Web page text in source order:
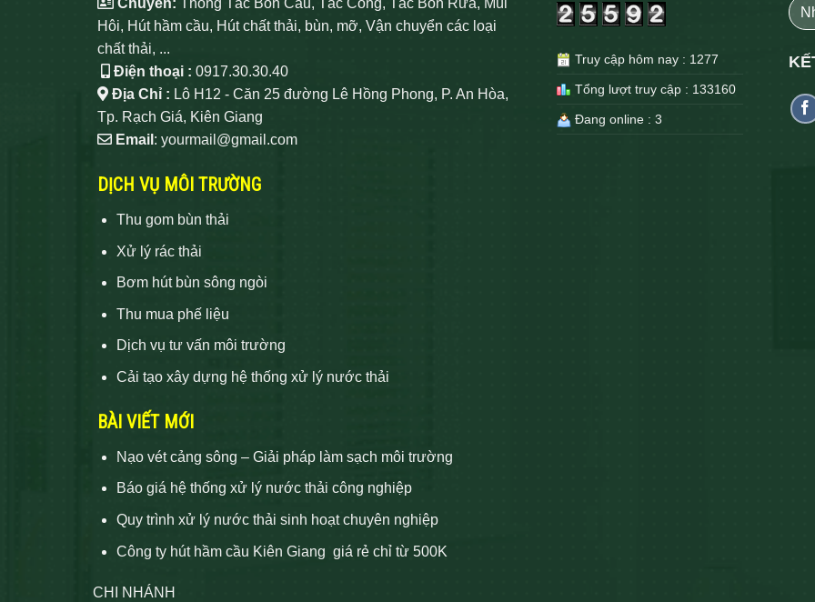
Chuyên: Thông Tắc Bồn Cầu, Tắc Cống, Tắc Bồn Rửa, Mùi
Hôi, Hút hầm cầu, Hút chất thải, bùn, mỡ, Vận chuyển các loại
chất thải, ...
Điện thoại : 0917.30.30.40
Địa Chỉ : Lô H12 - Căn 25 đường Lê Hồng Phong, P. An Hòa,
Tp. Rạch Giá, Kiên Giang
Email : yourmail@gmail.com
DỊCH VỤ MÔI TRƯỜNG
Thu gom bùn thải
Xử lý rác thải
Bơm hút bùn sông ngòi
Thu mua phế liệu
Dịch vụ tư vấn môi trường
Cải tạo xây dựng hệ thống xử lý nước thải
BÀI VIẾT MỚI
Nạo vét cảng sông – Giải pháp làm sạch môi trường
Báo giá hệ thống xử lý nước thải công nghiệp
Quy trình xử lý nước thải sinh hoạt chuyên nghiệp
Công ty hút hầm cầu Kiên Giang giá rẻ chỉ từ 500K
Truy cập hôm nay : 1277
Tổng lượt truy cập : 133160
Đang online : 3
CHI NHÁNH